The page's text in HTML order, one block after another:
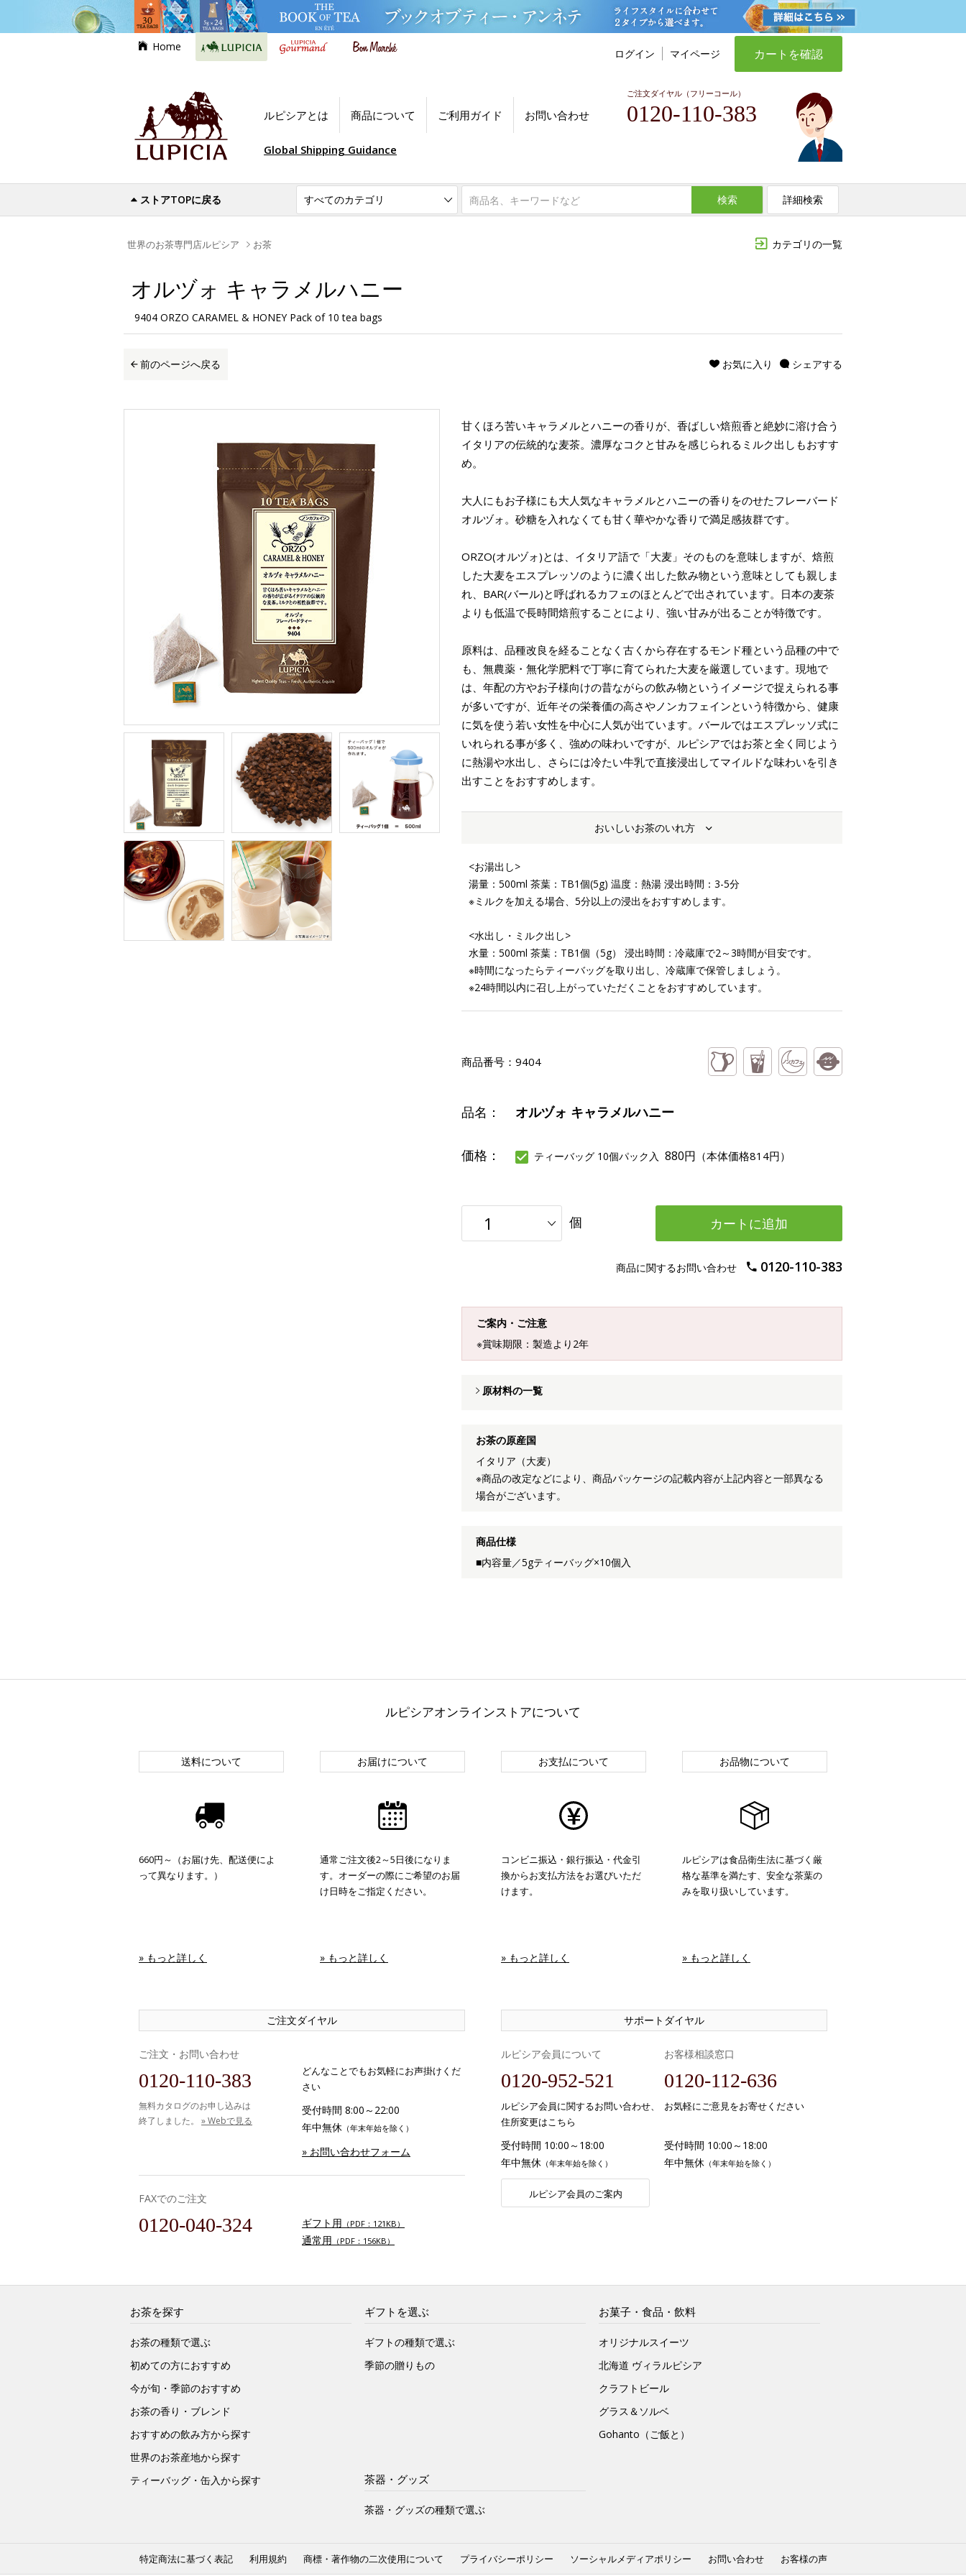
Home
ログイン マイページ カートを確認
ルピシアとは 商品について ご利用ガイド お問い合わせ
ご注文ダイヤル（フリーコール）
0120-110-383
Global Shipping Guidance
ストアTOPに戻る 検索 詳細検索
カテゴリの一覧
世界のお茶専門店ルピシア お茶
オルヅォ キャラメルハニー
9404 ORZO CARAMEL & HONEY Pack of 10 tea bags
前のページへ戻る シェアする
お気に入り
甘くほろ苦いキャラメルとハニーの香りが、香ばしい焙煎香と絶妙に溶け合う
イタリアの伝統的な麦茶。濃厚なコクと甘みを感じられるミルク出しもおすす
め。
大人にもお子様にも大人気なキャラメルとハニーの香りをのせたフレーバード
オルヅォ。砂糖を入れなくても甘く華やかな香りで満足感抜群です。
ORZO(オルヅォ)とは、イタリア語で「大麦」そのものを意味しますが、焙煎
した大麦をエスプレッソのように濃く出した飲み物という意味としても親しま
れ、BAR(バール)と呼ばれるカフェのほとんどで出されています。日本の麦茶
よりも低温で長時間焙煎することにより、強い甘みが出ることが特徴です。
原料は、品種改良を経ることなく古くから存在するモンド種という品種の中で
も、無農薬・無化学肥料で丁寧に育てられた大麦を厳選しています。現地で
は、年配の方やお子様向けの昔ながらの飲み物というイメージで捉えられる事
が多いですが、近年その栄養価の高さやノンカフェインという特徴から、健康
に気を使う若い女性を中心に人気が出ています。バールではエスプレッソ式に
いれられる事が多く、強めの味わいですが、ルピシアではお茶と全く同じよう
に熱湯や水出し、さらには冷たい牛乳で直接浸出してマイルドな味わいを引き
出すことをおすすめします。
おいしいお茶のいれ方
<お湯出し>
湯量：500ml 茶葉：TB1個(5g) 温度：熱湯 浸出時間：3-5分
※ミルクを加える場合、5分以上の浸出をおすすめします。
<水出し・ミルク出し>
水量：500ml 茶葉：TB1個（5g） 浸出時間：冷蔵庫で2～3時間が目安です。
※時間になったらティーバッグを取り出し、冷蔵庫で保管しましょう。
※24時間以内に召し上がっていただくことをおすすめしています。
商品番号： 9404
品名： オルヅォ キャラメルハニー
価格： ティーバッグ 10個パック入 880円 （本体価格814円）
個 カートに追加
商品に関するお問い合わせ 0120-110-383
ご案内・ご注意
※賞味期限：製造より2年
原材料の一覧
お茶の原産国
イタリア（大麦）
※商品の改定などにより、商品パッケージの記載内容が上記内容と一部異なる
場合がございます。
商品仕様
■内容量／5gティーバッグ×10個入
ルピシアオンラインストアについて
送料について
660円～（お届け先、配送便によ
って異なります。）
» もっと詳しく
お届けについて
通常ご注文後2～5日後になりま
す。オーダーの際にご希望のお届
け日時をご指定ください。
» もっと詳しく
お支払について
コンビニ振込・銀行振込・代金引
換からお支払方法をお選びいただ
けます。
» もっと詳しく
お品物について
ルピシアは食品衛生法に基づく厳
格な基準を満たす、安全な茶葉の
みを取り扱いしています。
» もっと詳しく
ご注文ダイヤル
ご注文・お問い合わせ
0120-110-383
無料カタログのお申し込みは
終了しました。 » Webで見る
どんなことでもお気軽にお声掛けくだ
さい
受付時間 8:00～22:00
年中無休 （年末年始を除く）
» お問い合わせフォーム
FAXでのご注文
0120-040-324 ギフト用 （PDF：121KB）
通常用 （PDF：156KB）
サポートダイヤル
ルピシア会員について
0120-952-521
ルピシア会員に関するお問い合わせ、
住所変更はこちら
受付時間 10:00～18:00
年中無休 （年末年始を除く）
ルピシア会員のご案内
お客様相談窓口
0120-112-636
お気軽にご意見をお寄せください
受付時間 10:00～18:00
年中無休 （年末年始を除く）
お茶を探す
お茶の種類で選ぶ
初めての方におすすめ
今が旬・季節のおすすめ
お茶の香り・ブレンド
おすすめの飲み方から探す
世界のお茶産地から探す
ティーバッグ・缶入から探す
ギフトを選ぶ
ギフトの種類で選ぶ
季節の贈りもの
お菓子・食品・飲料
オリジナルスイーツ
北海道 ヴィラルピシア
クラフトビール
グラス＆ソルベ
Gohanto（ご飯と）
茶器・グッズ
茶器・グッズの種類で選ぶ
特定商法に基づく表記 利用規約 商標・著作物の二次使用について プライバシーポリシー ソーシャルメディアポリシー お問い合わせ お客様の声